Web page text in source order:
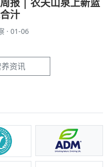
报 | 农夫山泉上新蓝
汁
· 01-06
资讯